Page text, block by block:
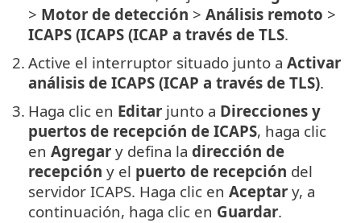
> Motor de detección > Análisis remoto >
ICAPS (ICAPS (ICAP a través de TLS.
2. Active el interruptor situado junto a Activar
análisis de ICAPS (ICAP a través de TLS).
3. Haga clic en Editar junto a Direcciones y
puertos de recepción de ICAPS, haga clic
en Agregar y defina la dirección de
recepción y el puerto de recepción del
servidor ICAPS. Haga clic en Aceptar y, a
continuación, haga clic en Guardar.